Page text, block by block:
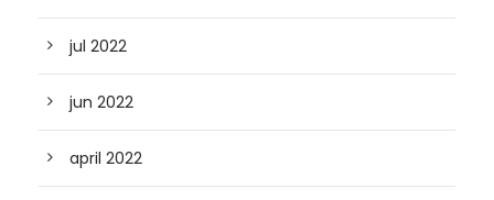
jul 2022
jun 2022
april 2022